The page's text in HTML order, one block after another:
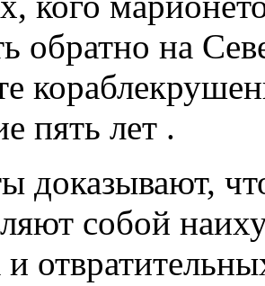
обратно на
пять лет .
доказывают,
собой
и